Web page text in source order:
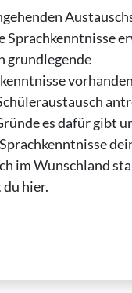
Sprachkenntnisse
grundlegende
es dafür gibt
im Wunschland
hier.